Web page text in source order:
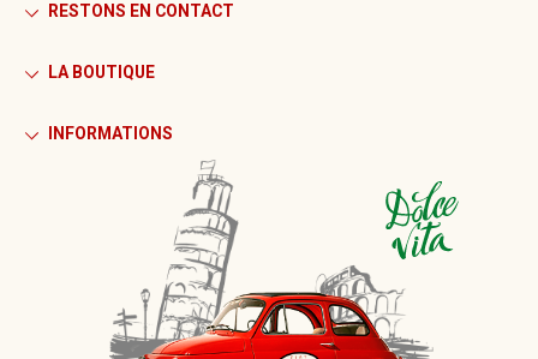
RESTONS EN CONTACT
LA BOUTIQUE
INFORMATIONS